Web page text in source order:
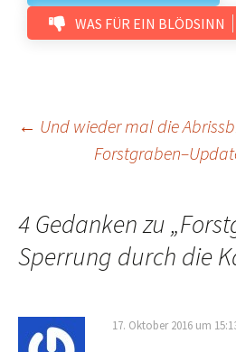
WAS FÜR EIN BLÖDSINN
Beitrags-
← Und wieder mal die
4 Gedanken zu „
Sperrung durch die
17. Oktober 2016 um